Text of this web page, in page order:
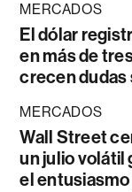
MERCADOS
El dólar
en más de
crecen dudas
MERCADOS
Wall Street
un julio volátil
el entusiasmo